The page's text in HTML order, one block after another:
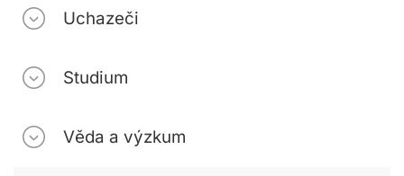
Uchazeči
Studium
Věda a výzkum